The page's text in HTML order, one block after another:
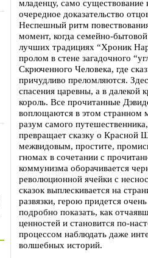
младенцу, само существование
очередное доказательство
Неспешный ритм
момент, когда семейно-
лучших традициях “Хроник
пролом в стене загадочного
Скрюченного Человека, где
причудливо преломляются.
спасения царевны, а в далекой
король. Все прочитанные
воплощаются в этом странном
разум самого
превращает сказку о Красной
межвидовым, простите,
гномах в сочетании с
коммунизма оборачивается
революционной ячейки с
сказок выплескивается на
развязки, герою придется
подробно показать, как
ценностей и становится по-
процессом наблюдать даже
волшебных историй.